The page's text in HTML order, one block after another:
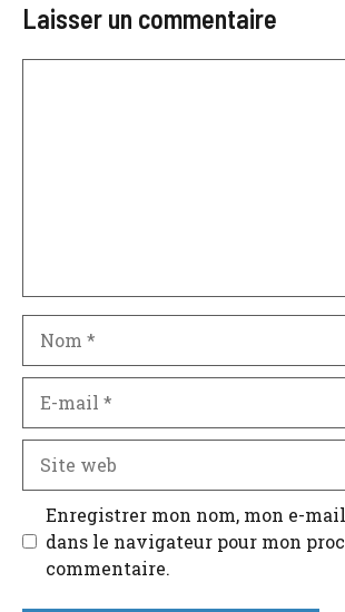
Laisser un commentaire
mail
web
Enregistrer mon nom, mon e-
dans le navigateur pour mon
commentaire.